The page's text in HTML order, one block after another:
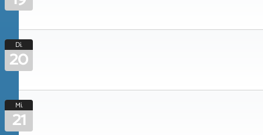
Di.
20
Mi.
21